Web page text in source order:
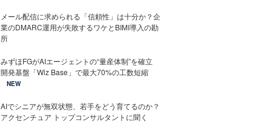
メール配信に求められる「信頼性」は十分か？企
業のDMARC運用が失敗するワケとBIMI導入の勘
所
みずほFGがAIエージェントの“量産体制”を確立
開発基盤「Wiz Base」で最大70%の工数短縮
NEW
AIでシニアが無双状態、若手をどう育てるのか？
アクセンチュア トップコンサルタントに聞く